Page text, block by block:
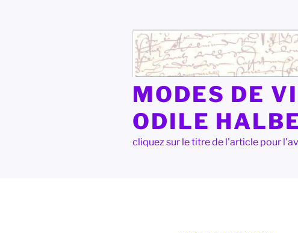
MODES DE
ODILE
cliquez sur le titre de l'article pour